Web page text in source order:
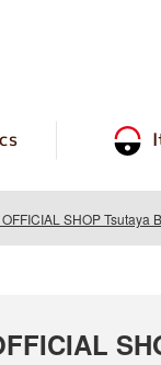
SHOP Tsutaya